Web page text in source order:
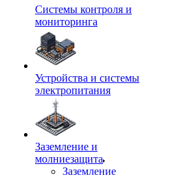
Системы контроля и
мониторинга
Устройства и системы
электропитания
Заземление и
молниезащита
Заземление